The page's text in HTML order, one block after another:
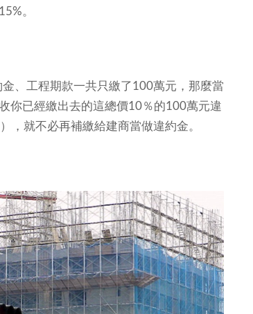
。
、工程期款一共只繳了100萬元，那麼當
你已經繳出去的這總價10％的100萬元違
，就不必再補繳給建商當做違約金。